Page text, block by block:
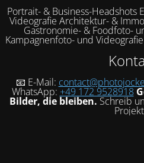
Portrait- & Business-Headshots
Videografie Architektur- &
Gastronomie- & Foodfoto-
Kampagnenfoto- und
📧 E-Mail:
WhatsApp: +49 172 9528918
Bilder, die bleiben. Schreib